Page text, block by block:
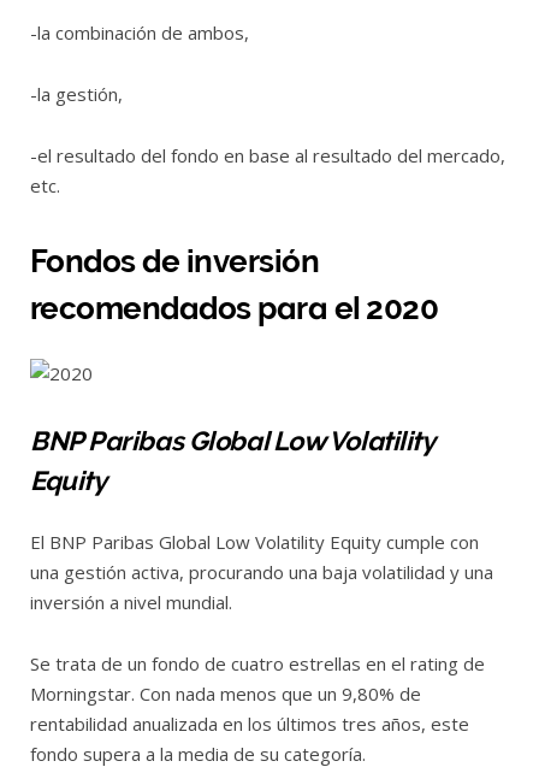
-la combinación de ambos,
-la gestión,
-el resultado del fondo en base al resultado del mercado,
etc.
Fondos de inversión
recomendados para el 2020
BNP Paribas Global Low Volatility
Equity
El BNP Paribas Global Low Volatility Equity cumple con
una gestión activa, procurando una baja volatilidad y una
inversión a nivel mundial.
Se trata de un fondo de cuatro estrellas en el rating de
Morningstar. Con nada menos que un 9,80% de
rentabilidad anualizada en los últimos tres años, este
fondo supera a la media de su categoría.